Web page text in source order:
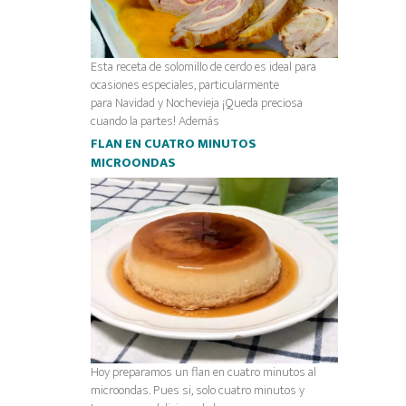
Esta receta de solomillo de cerdo es ideal para
ocasiones especiales, particularmente
para Navidad y Nochevieja ¡Queda preciosa
cuando la partes! Además
FLAN EN CUATRO MINUTOS
MICROONDAS
Hoy preparamos un flan en cuatro minutos al
microondas. Pues si, solo cuatro minutos y